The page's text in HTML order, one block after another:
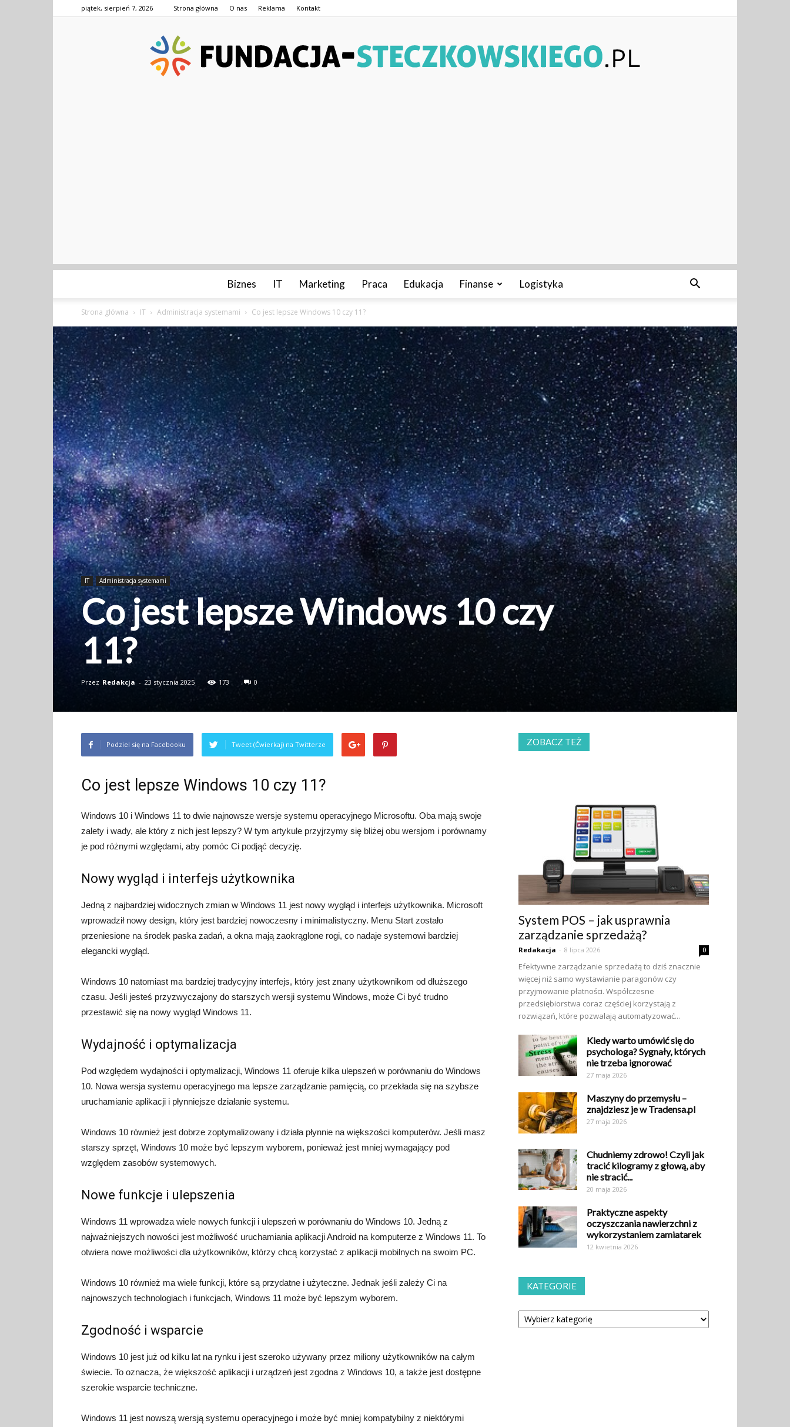
piątek, sierpień 7, 2026 Strona główna O nas Reklama Kontakt
Biznes IT Marketing Praca Edukacja Finanse Logistyka
Strona główna IT Administracja systemami Co jest lepsze Windows 10 czy 11?
IT Administracja systemami
Co jest lepsze Windows 10 czy
11?
Przez Redakcja - 23 stycznia 2025 173 0
Podziel się na Facebooku Tweet (Ćwierkaj) na Twitterze
Co jest lepsze Windows 10 czy 11?
Windows 10 i Windows 11 to dwie najnowsze wersje systemu operacyjnego Microsoftu. Oba mają swoje
zalety i wady, ale który z nich jest lepszy? W tym artykule przyjrzymy się bliżej obu wersjom i porównamy
je pod różnymi względami, aby pomóc Ci podjąć decyzję.
Nowy wygląd i interfejs użytkownika
Jedną z najbardziej widocznych zmian w Windows 11 jest nowy wygląd i interfejs użytkownika. Microsoft
wprowadził nowy design, który jest bardziej nowoczesny i minimalistyczny. Menu Start zostało
przeniesione na środek paska zadań, a okna mają zaokrąglone rogi, co nadaje systemowi bardziej
elegancki wygląd.
Windows 10 natomiast ma bardziej tradycyjny interfejs, który jest znany użytkownikom od dłuższego
czasu. Jeśli jesteś przyzwyczajony do starszych wersji systemu Windows, może Ci być trudno
przestawić się na nowy wygląd Windows 11.
Wydajność i optymalizacja
Pod względem wydajności i optymalizacji, Windows 11 oferuje kilka ulepszeń w porównaniu do Windows
10. Nowa wersja systemu operacyjnego ma lepsze zarządzanie pamięcią, co przekłada się na szybsze
uruchamianie aplikacji i płynniejsze działanie systemu.
Windows 10 również jest dobrze zoptymalizowany i działa płynnie na większości komputerów. Jeśli masz
starszy sprzęt, Windows 10 może być lepszym wyborem, ponieważ jest mniej wymagający pod
względem zasobów systemowych.
Nowe funkcje i ulepszenia
Windows 11 wprowadza wiele nowych funkcji i ulepszeń w porównaniu do Windows 10. Jedną z
najważniejszych nowości jest możliwość uruchamiania aplikacji Android na komputerze z Windows 11. To
otwiera nowe możliwości dla użytkowników, którzy chcą korzystać z aplikacji mobilnych na swoim PC.
Windows 10 również ma wiele funkcji, które są przydatne i użyteczne. Jednak jeśli zależy Ci na
najnowszych technologiach i funkcjach, Windows 11 może być lepszym wyborem.
Zgodność i wsparcie
Windows 10 jest już od kilku lat na rynku i jest szeroko używany przez miliony użytkowników na całym
świecie. To oznacza, że większość aplikacji i urządzeń jest zgodna z Windows 10, a także jest dostępne
szerokie wsparcie techniczne.
Windows 11 jest nowszą wersją systemu operacyjnego i może być mniej kompatybilny z niektórymi
ZOBACZ TEŻ
System POS – jak usprawnia
zarządzanie sprzedażą?
Redakacja - 8 lipca 2026 0
Efektywne zarządzanie sprzedażą to dziś znacznie
więcej niż samo wystawianie paragonów czy
przyjmowanie płatności. Współczesne
przedsiębiorstwa coraz częściej korzystają z
rozwiązań, które pozwalają automatyzować...
Kiedy warto umówić się do
psychologa? Sygnały, których
nie trzeba ignorować
27 maja 2026
Maszyny do przemysłu –
znajdziesz je w Tradensa.pl
27 maja 2026
Chudniemy zdrowo! Czyli jak
tracić kilogramy z głową, aby
nie stracić...
20 maja 2026
Praktyczne aspekty
oczyszczania nawierzchni z
wykorzystaniem zamiatarek
12 kwietnia 2026
KATEGORIE
Kategorie